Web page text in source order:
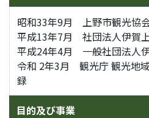
昭和33年9月 上野市観光協
平成13年7月 社団法人伊賀
平成24年4月 一般社団法人
令和 2年3月 観光庁 観光地
録
目的及び事業